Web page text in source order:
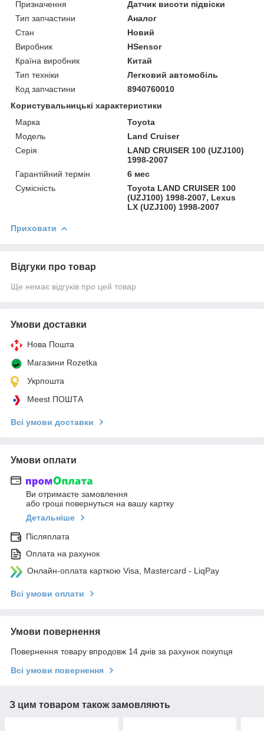
Призначення
Датчик висоти підвіски
Тип запчастини
Аналог
Стан
Новий
Виробник
HSensor
Країна виробник
Китай
Тип техніки
Легковий автомобіль
Код запчастини
8940760010
Користувальницькі характеристики
Марка
Toyota
Модель
Land Cruiser
Серія
LAND CRUISER 100 (UZJ100)
1998-2007
Гарантійний термін
6 мес
Сумісність
Toyota LAND CRUISER 100
(UZJ100) 1998-2007, Lexus
LX (UZJ100) 1998-2007
Приховати
Відгуки про товар
Ще немає відгуків про цей товар
Умови доставки
Нова Пошта
Магазини Rozetka
Укрпошта
Meest ПОШТА
Всі умови доставки
Умови оплати
Ви отримаєте замовлення
або гроші повернуться на вашу картку
Детальніше
Післяплата
Оплата на рахунок
Онлайн-оплата карткою Visa, Mastercard - LiqPay
Всі умови оплати
Умови повернення
Повернення товару впродовж 14 днів за рахунок покупця
Всі умови повернення
З цим товаром також замовляють